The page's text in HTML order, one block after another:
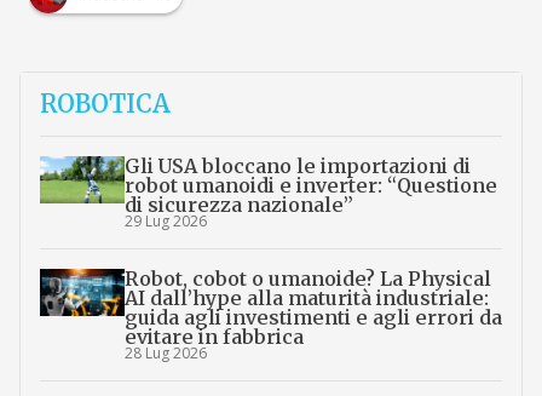
ROBOTICA
Gli USA bloccano le importazioni di
robot umanoidi e inverter: “Questione
di sicurezza nazionale”
29 Lug 2026
Robot, cobot o umanoide? La Physical
AI dall’hype alla maturità industriale:
guida agli investimenti e agli errori da
evitare in fabbrica
28 Lug 2026